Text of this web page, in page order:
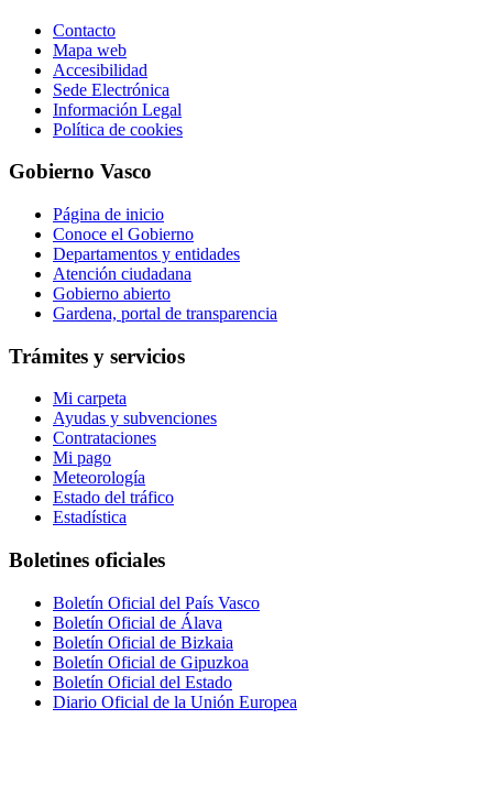
Contacto
Mapa web
Accesibilidad
Sede Electrónica
Información Legal
Política de cookies
Gobierno Vasco
Página de inicio
Conoce el Gobierno
Departamentos y entidades
Atención ciudadana
Gobierno abierto
Gardena, portal de transparencia
Trámites y servicios
Mi carpeta
Ayudas y subvenciones
Contrataciones
Mi pago
Meteorología
Estado del tráfico
Estadística
Boletines oficiales
Boletín Oficial del País Vasco
Boletín Oficial de Álava
Boletín Oficial de Bizkaia
Boletín Oficial de Gipuzkoa
Boletín Oficial del Estado
Diario Oficial de la Unión Europea